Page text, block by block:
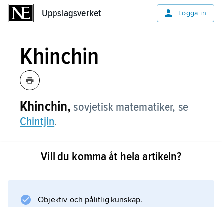
Uppslagsverket Logga in
Khinchin
Khinchin, sovjetisk matematiker, se
Chintjin.
Vill du komma åt hela artikeln?
Objektiv och pålitlig kunskap.